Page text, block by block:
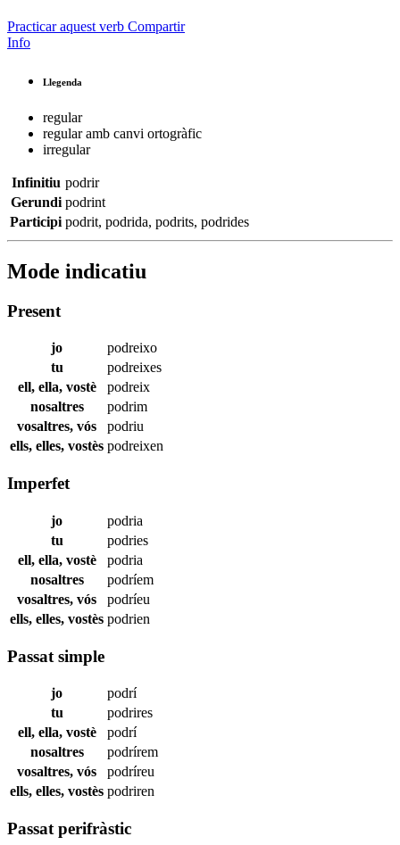
Practicar aquest verb Compartir
Info
Llegenda
regular
regular amb canvi ortogràfic
irregular
Infinitiu podrir
Gerundi podrint
Participi podrit, podrida, podrits, podrides
Mode indicatiu
Present
jo
podreixo
tu
podreixes
ell, ella, vostè
podreix
nosaltres
podrim
vosaltres, vós
podriu
ells, elles, vostès podreixen
Imperfet
jo
podria
tu
podries
ell, ella, vostè
podria
nosaltres
podríem
vosaltres, vós
podríeu
ells, elles, vostès podrien
Passat simple
jo
podrí
tu
podrires
ell, ella, vostè
podrí
nosaltres
podrírem
vosaltres, vós
podríreu
ells, elles, vostès podriren
Passat perifràstic